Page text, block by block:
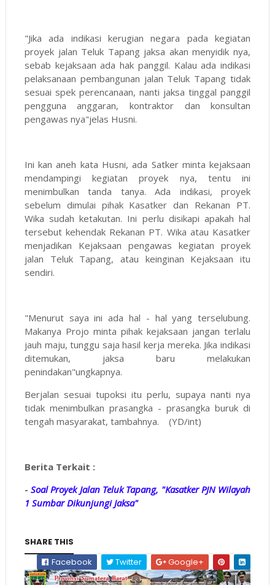
"Jika ada indikasi kerugian negara pada kegiatan
proyek jalan Teluk Tapang jaksa akan menyidik nya,
sebab kejaksaan ada hak panggil. Kalau ada indikasi
pelaksanaan pembangunan jalan Teluk Tapang tidak
sesuai spek perencanaan, nanti jaksa tinggal panggil
pengguna anggaran, kontraktor dan konsultan
pengawas nya"jelas Husni.
Ini kan aneh kata Husni, ada Satker minta kejaksaan
mendampingi kegiatan proyek nya, tentu ini
menimbulkan tanda tanya. Ada indikasi, proyek
sebelum dimulai pihak Kasatker dan Rekanan PT.
Wika sudah ketakutan. Ini perlu disikapi apakah hal
tersebut kehendak Rekanan PT. Wika atau Kasatker
menjadikan Kejaksaan pengawas kegiatan proyek
jalan Teluk Tapang, atau keinginan Kejaksaan itu
sendiri.
"Menurut saya ini ada hal - hal yang terselubung.
Makanya Projo minta pihak kejaksaan jangan terlalu
jauh maju, tunggu saja hasil kerja mereka. Jika indikasi
ditemukan, jaksa baru melakukan
penindakan"ungkapnya.
Berjalan sesuai tupoksi itu perlu, supaya nanti nya
tidak menimbulkan prasangka - prasangka buruk di
tengah masyarakat, tambahnya. (YD/int)
Berita Terkait :
-Soal Proyek Jalan Teluk Tapang, "Kasatker PJN Wilayah
1 Sumbar Dikunjungi Jaksa"
SHARE THIS
Facebook
Twitter Google+